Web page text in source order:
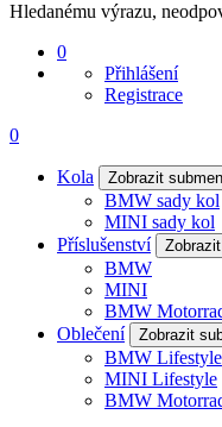
Hledanému výrazu,
0
Přihlášení
Registrace
0
Kola Zobrazit
BMW sady kol
MINI sady kol
Příslušenství
BMW
MINI
BMW
Oblečení
Zobrazit
BMW Lifestyle
MINI Lifestyle
BMW